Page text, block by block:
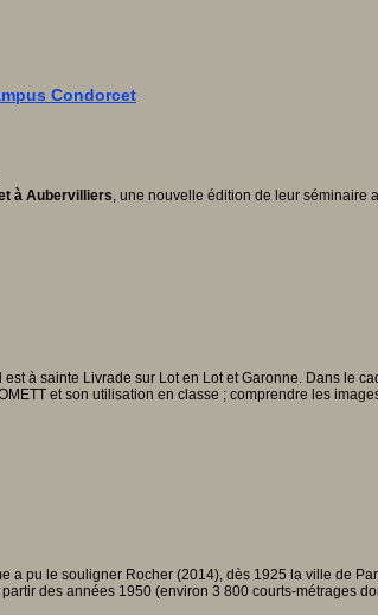
Condorcet
à Aubervilliers, une nouvelle édition de leur séminaire
à sainte Livrade sur Lot en Lot et Garonne. Dans le
et son utilisation en classe ; comprendre les
a pu le souligner Rocher (2014), dès 1925 la ville de
des années 1950 (environ 3 800 courts-métrages